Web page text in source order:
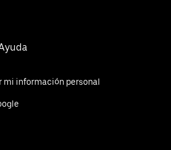
mi información personal